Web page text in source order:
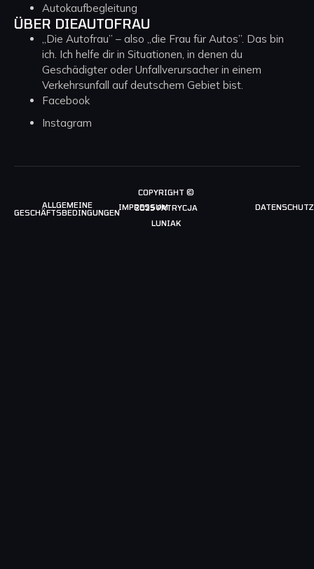
Autokaufbegleitung
ÜBER DIEAUTOFRAU
„Die Autofrau” – also „die Frau für Autos”. Das bin
ich. Ich helfe dir in Situationen, in denen du
Geschädigter oder Unfallverursacher in einem
Verkehrsunfall auf deutschem Gebiet bist.
Facebook
Instagram
COPYRIGHT ©
2025 PATRYCJA
LUNIAK
ALLGEMEINE
GESCHÄFTSBEDINGUNGEN
IMPRESSUM